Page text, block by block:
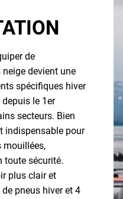
de
devient une
spécifiques hiver
le 1er
secteurs. Bien
indispensable pour
mouillées,
toute sécurité.
plus clair et
pneus hiver et 4